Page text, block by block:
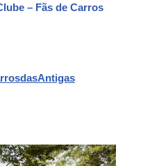
– Fãs de Carros